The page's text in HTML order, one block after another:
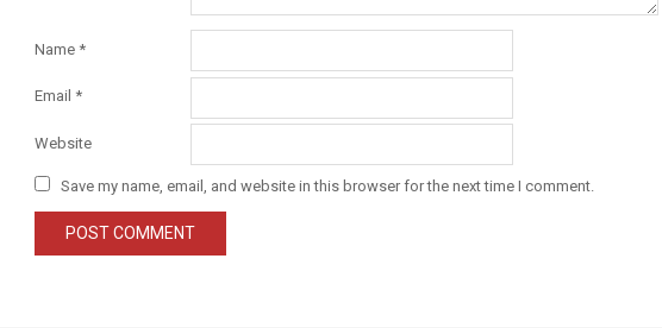
Name *
Email *
Website
Save my name, email, and website in this browser for the next time I comment.